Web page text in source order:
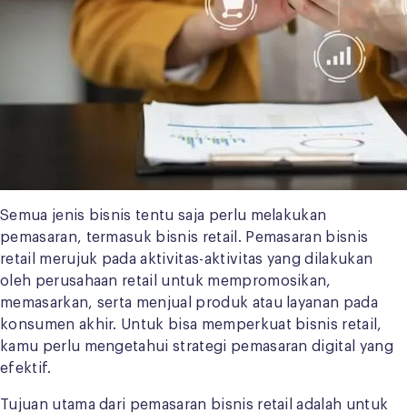
Semua jenis bisnis tentu saja perlu melakukan
pemasaran, termasuk bisnis retail. Pemasaran bisnis
retail merujuk pada aktivitas-aktivitas yang dilakukan
oleh perusahaan retail untuk mempromosikan,
memasarkan, serta menjual produk atau layanan pada
konsumen akhir. Untuk bisa memperkuat bisnis retail,
kamu perlu mengetahui strategi pemasaran digital yang
efektif.
Tujuan utama dari pemasaran bisnis retail adalah untuk